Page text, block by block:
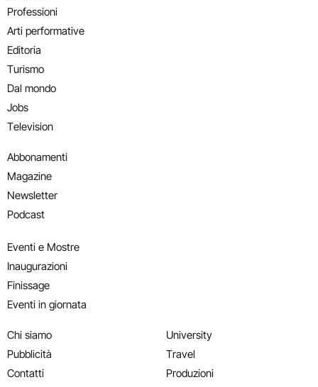
Professioni
Arti performative
Editoria
Turismo
Dal mondo
Jobs
Television
Abbonamenti
Magazine
Newsletter
Podcast
Eventi e Mostre
Inaugurazioni
Finissage
Eventi in giornata
Chi siamo
Pubblicità
Contatti
University
Travel
Produzioni